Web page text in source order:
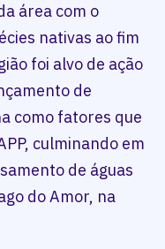
área com o
nativas ao fim
foi alvo de ação
de
como fatores que
culminando em
de águas
do Amor, na